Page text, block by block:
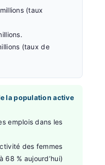
(taux
(taux de
la population active
emplois dans les
des femmes
68 % aujourd’hui)